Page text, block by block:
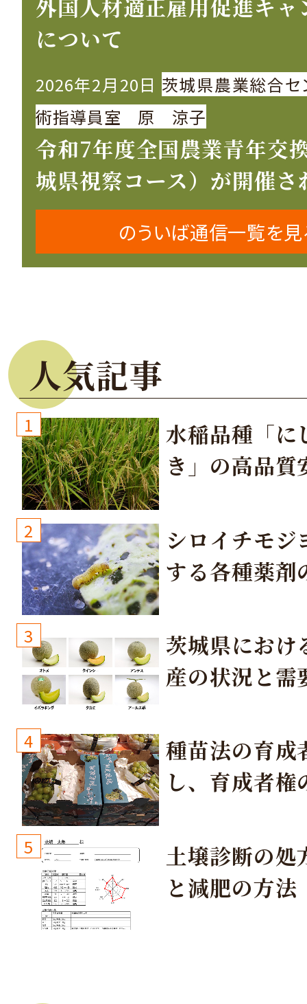
外国人材適正雇用促進キャ
について
2026年2月20日 茨城県農業総合セ
術指導員室 原 涼子
令和7年度全国農業青年交
城県視察コース）が開催さ
のういば通信一覧を
人気記事
1
水稲品種「に
き」の高品質
2
シロイチモジ
する各種薬剤
3
茨城県におけ
産の状況と需
4
種苗法の育成
し、育成者権
しょう！
5
土壌診断の処
と減肥の方法